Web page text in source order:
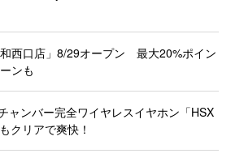
和西口店」8/29オープン 最大20%ポイン
ンも
ャンバー完全ワイヤレスイヤホン「HSX
クリアで爽快！